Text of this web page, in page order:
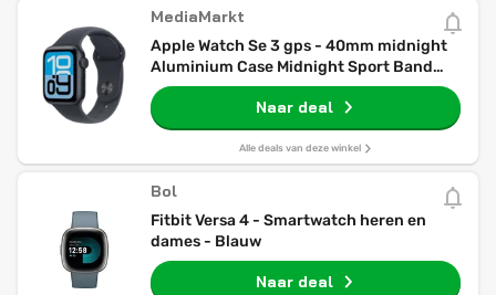
MediaMarkt
Apple Watch Se 3 gps - 40mm midnight
Aluminium Case Midnight Sport Band
S/m Smartwatch
Naar deal
Alle deals van deze winkel
Bol
Fitbit Versa 4 - Smartwatch heren en
dames - Blauw
Naar deal